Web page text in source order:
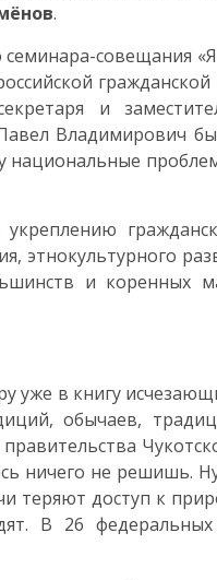
.
совещания
гражданской
и
Владимирович
национальные
этнокультурного
и коренных
уже в книгу
обычаев,
ничего не решишь.
теряют доступ к
В 26